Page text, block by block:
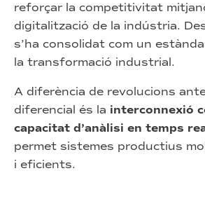
reforçar la competitivitat
digitalització de la indústria.
s’ha consolidat com un
la transformació industrial.
A diferència de revolucions
diferencial és la interconnexió
capacitat d’anàlisi en temps
permet sistemes productius
i eficients.